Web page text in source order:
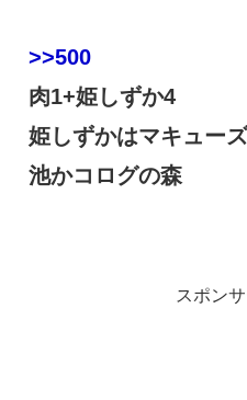
>>500
肉1+姫しずか4
姫しずかはマキュー
池かコログの森
スポン